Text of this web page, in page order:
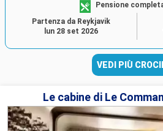
Pensione
Partenza da Reykjavik
lun 28 set 2026
VEDI PIÙ
Le cabine di Le